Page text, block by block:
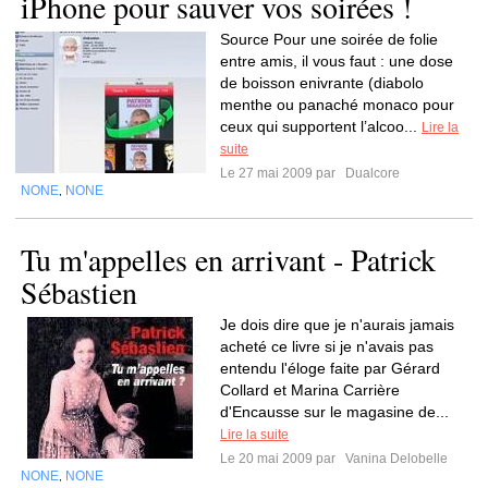
Source Pour une soirée de folie
entre amis, il vous faut : une dose
de boisson enivrante (diabolo
menthe ou panaché monaco pour
ceux qui supportent l’alcoo...
Lire la
suite
Le 27 mai 2009 par
Dualcore
NONE NONE
Tu m'appelles en arrivant - Patrick
Sébastien
Je dois dire que je n'aurais jamais
acheté ce livre si je n'avais pas
entendu l'éloge faite par Gérard
Collard et Marina Carrière
d'Encausse sur le magasine de...
Lire la suite
Le 20 mai 2009 par
Vanina Delobelle
NONE NONE